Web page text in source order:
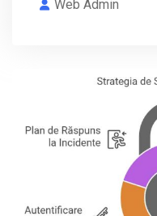
Web Admin